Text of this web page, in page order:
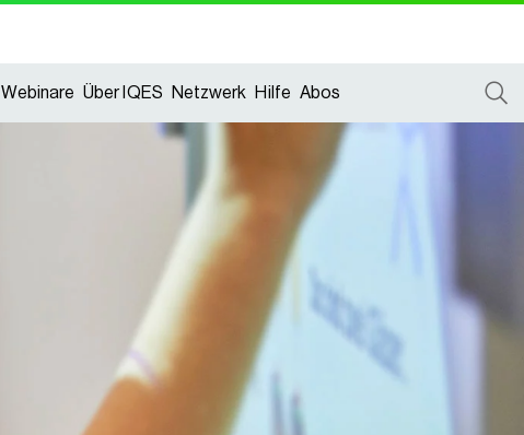
Webinare Über IQES Netzwerk Hilfe Abos